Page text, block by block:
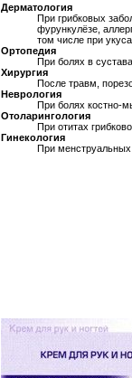
Дерматология
При грибковых
фурункулёзе,
том числе при
Ортопедия
При болях в
Хирургия
После травм,
Неврология
При болях костно-
Отоларингология
При отитах
Гинекология
При менструальных